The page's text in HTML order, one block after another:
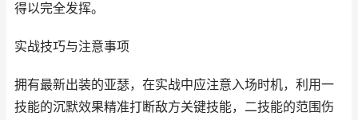
得以完全发挥。
实战技巧与注意事项
拥有最新出装的亚瑟，在实战中应注意入场时机，利用一
技能的沉默效果精准打断敌方关键技能，二技能的范围伤